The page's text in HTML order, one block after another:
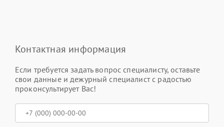
Контактная информация
Если требуется задать вопрос специалисту, оставьте
свои данные и дежурный специалист с радостью
проконсультирует Вас!